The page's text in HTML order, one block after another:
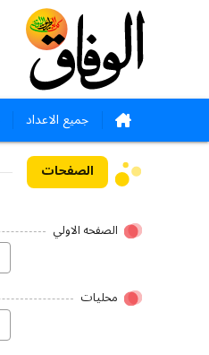
جميع الاعداد
الصفحات
الصفحه الاولي
محلیات